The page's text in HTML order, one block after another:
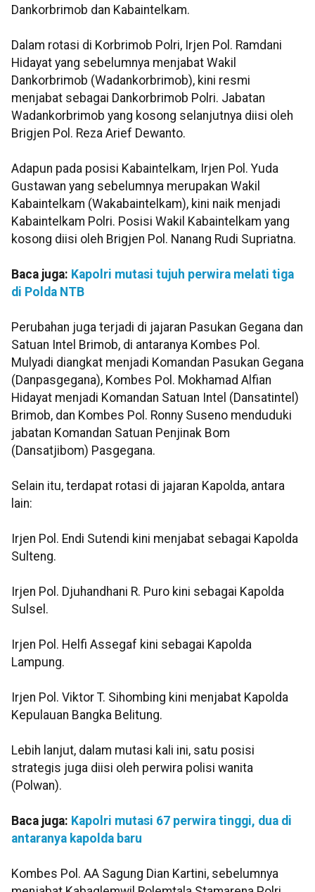
Dankorbrimob dan Kabaintelkam.
Dalam rotasi di Korbrimob Polri, Irjen Pol. Ramdani
Hidayat yang sebelumnya menjabat Wakil
Dankorbrimob (Wadankorbrimob), kini resmi
menjabat sebagai Dankorbrimob Polri. Jabatan
Wadankorbrimob yang kosong selanjutnya diisi oleh
Brigjen Pol. Reza Arief Dewanto.
Adapun pada posisi Kabaintelkam, Irjen Pol. Yuda
Gustawan yang sebelumnya merupakan Wakil
Kabaintelkam (Wakabaintelkam), kini naik menjadi
Kabaintelkam Polri. Posisi Wakil Kabaintelkam yang
kosong diisi oleh Brigjen Pol. Nanang Rudi Supriatna.
Baca juga: Kapolri mutasi tujuh perwira melati tiga
di Polda NTB
Perubahan juga terjadi di jajaran Pasukan Gegana dan
Satuan Intel Brimob, di antaranya Kombes Pol.
Mulyadi diangkat menjadi Komandan Pasukan Gegana
(Danpasgegana), Kombes Pol. Mokhamad Alfian
Hidayat menjadi Komandan Satuan Intel (Dansatintel)
Brimob, dan Kombes Pol. Ronny Suseno menduduki
jabatan Komandan Satuan Penjinak Bom
(Dansatjibom) Pasgegana.
Selain itu, terdapat rotasi di jajaran Kapolda, antara
lain:
Irjen Pol. Endi Sutendi kini menjabat sebagai Kapolda
Sulteng.
Irjen Pol. Djuhandhani R. Puro kini sebagai Kapolda
Sulsel.
Irjen Pol. Helfi Assegaf kini sebagai Kapolda
Lampung.
Irjen Pol. Viktor T. Sihombing kini menjabat Kapolda
Kepulauan Bangka Belitung.
Lebih lanjut, dalam mutasi kali ini, satu posisi
strategis juga diisi oleh perwira polisi wanita
(Polwan).
Baca juga: Kapolri mutasi 67 perwira tinggi, dua di
antaranya kapolda baru
Kombes Pol. AA Sagung Dian Kartini, sebelumnya